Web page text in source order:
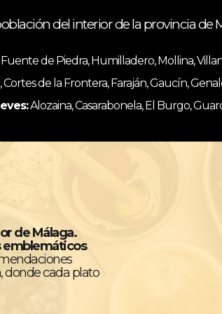
del interior de la provincia de
de Piedra, Humilladero, Mollina,
de la Frontera, Faraján, Gaucín,
Alozaina, Casarabonela, El Burgo,
de Málaga.
emblemáticos
donde cada plato